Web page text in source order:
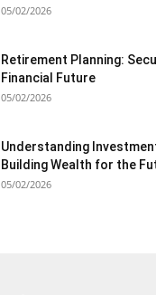
05/02/2026
Retirement Planning:
Financial Future
05/02/2026
Understanding
Building Wealth for the
05/02/2026